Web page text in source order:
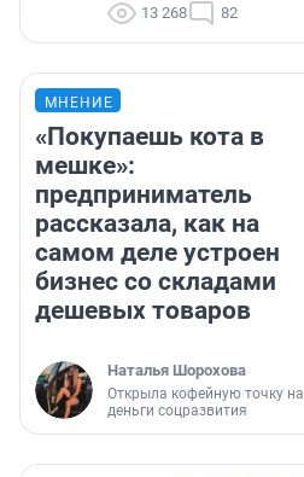
13 268 82
МНЕНИЕ
«Покупаешь кота в
мешке»:
предприниматель
рассказала, как на
самом деле устроен
бизнес со складами
дешевых товаров
Наталья Шорохова
Открыла кофейную точку на
деньги соцразвития